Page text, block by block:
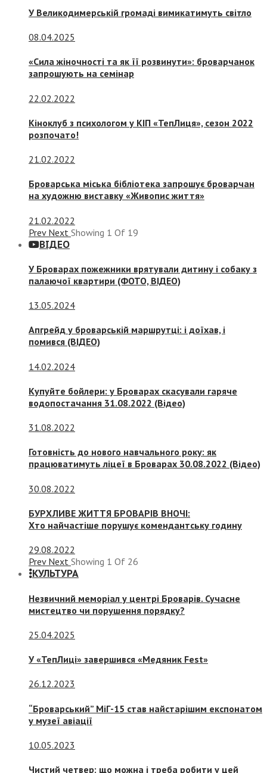
У Великодимерській громаді вимикатимуть світло
08.04.2025
«Сила жіночності та як її розвинути»: броварчанок
запрошують на семінар
22.02.2022
Кіноклуб з психологом у КІП «ТепЛиця», сезон 2022
розпочато!
21.02.2022
Броварська міська бібліотека запрошує броварчан
на художню виставку «Живопис життя»
21.02.2022
Prev Next Showing 1 Of 19
ВІДЕО
У Броварах пожежники врятували дитину і собаку з
палаючої квартири (ФОТО, ВІДЕО)
13.05.2024
Апгрейд у броварській маршрутці: і доїхав, і
помився (ВІДЕО)
14.02.2024
Купуйте бойлери: у Броварах скасували гаряче
водопостачання 31.08.2022 (Відео)
31.08.2022
Готовність до нового навчального року: як
працюватимуть ліцеї в Броварах 30.08.2022 (Відео)
30.08.2022
БУРХЛИВЕ ЖИТТЯ БРОВАРІВ ВНОЧІ:
Хто найчастіше порушує комендантську годину
29.08.2022
Prev Next Showing 1 Of 26
КУЛЬТУРА
Незвичний меморіал у центрі Броварів. Сучасне
мистецтво чи порушення порядку?
25.04.2025
У «ТепЛиці» завершився «Медяник Fest»
26.12.2023
“Броварський” МіГ-15 став найстарішим експонатом
у музеї авіації
10.05.2023
Чистий четвер: що можна і треба робити у цей